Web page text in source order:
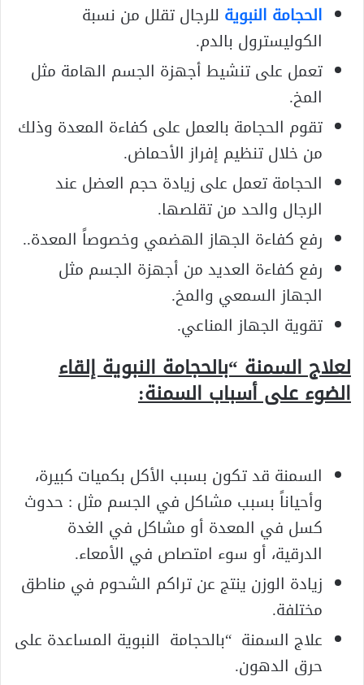
الحجامة النبوية للرجال تقلل من نسبة
الكوليسترول بالدم.
تعمل على تنشيط أجهزة الجسم الهامة مثل
المخ.
تقوم الحجامة بالعمل على كفاءة المعدة وذلك
من خلال تنظيم إفراز الأحماض.
الحجامة تعمل على زيادة حجم العضل عند
الرجال والحد من تقلصها.
رفع كفاءة الجهاز الهضمي وخصوصاً المعدة..
رفع كفاءة العديد من أجهزة الجسم مثل
الجهاز السمعي والمخ.
تقوية الجهاز المناعي.
لعلاج السمنة “بالحجامة النبوية إلقاء
الضوء على أسباب السمنة:
السمنة قد تكون بسبب الأكل بكميات كبيرة،
وأحياناً بسبب مشاكل في الجسم مثل : حدوث
كسل في المعدة أو مشاكل في الغدة
الدرقية، أو سوء امتصاص في الأمعاء.
زيادة الوزن ينتج عن تراكم الشحوم في مناطق
مختلفة.
علاج السمنة “بالحجامة النبوية المساعدة على
حرق الدهون.